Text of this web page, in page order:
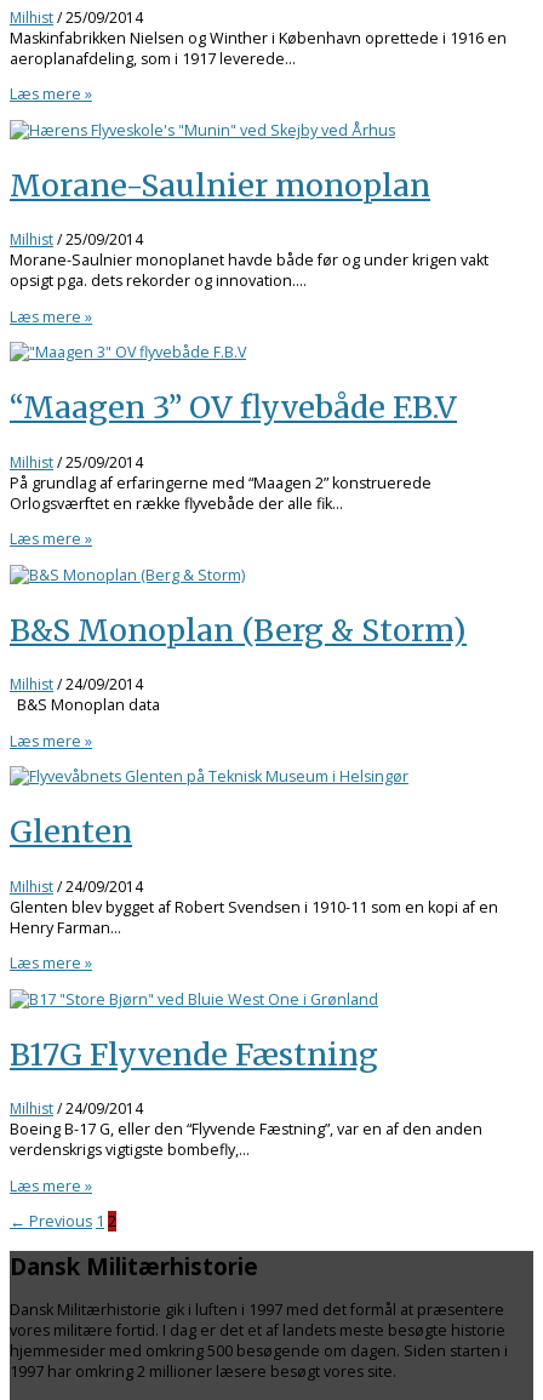
Milhist/25/09/2014
Maskinfabrikken Nielsen og Winther i København oprettede i 1916 en
aeroplanafdeling, som i 1917 leverede…
Læs mere »
Morane-Saulnier monoplan
Milhist/25/09/2014
Morane-Saulnier monoplanet havde både før og under krigen vakt
opsigt pga. dets rekorder og innovation.…
Læs mere »
“Maagen 3” OV flyvebåde F.B.V
Milhist/25/09/2014
På grundlag af erfaringerne med “Maagen 2” konstruerede
Orlogsværftet en række flyvebåde der alle fik…
Læs mere »
B&S Monoplan (Berg & Storm)
Milhist/24/09/2014
B&S Monoplan data
Læs mere »
Glenten
Milhist/24/09/2014
Glenten blev bygget af Robert Svendsen i 1910-11 som en kopi af en
Henry Farman…
Læs mere »
B17G Flyvende Fæstning
Milhist/24/09/2014
Boeing B-17 G, eller den “Flyvende Fæstning”, var en af den anden
verdenskrigs vigtigste bombefly,…
Læs mere »
← Previous 1 2
Dansk Militærhistorie
Dansk Militærhistorie gik i luften i 1997 med det formål at præsentere
vores militære fortid. I dag er det et af landets meste besøgte historie
hjemmesider med omkring 500 besøgende om dagen. Siden starten i
1997 har omkring 2 millioner læsere besøgt vores site.